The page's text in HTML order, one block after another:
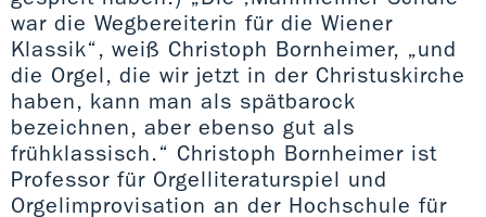
war die Wegbereiterin für die Wiener
Klassik“, weiß Christoph Bornheimer, „und
die Orgel, die wir jetzt in der Christuskirche
haben, kann man als spätbarock
bezeichnen, aber ebenso gut als
frühklassisch.“ Christoph Bornheimer ist
Professor für Orgelliteraturspiel und
Orgelimprovisation an der Hochschule für